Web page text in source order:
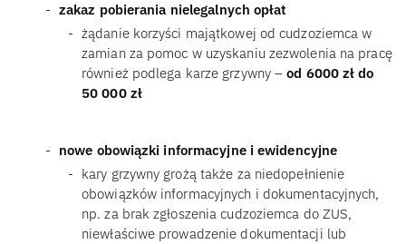
zakaz pobierania nielegalnych opłat
żądanie korzyści majątkowej od cudzoziemca w
zamian za pomoc w uzyskaniu zezwolenia na pracę
również podlega karze grzywny –od 6000 zł do
50 000 zł
nowe obowiązki informacyjne i ewidencyjne
kary grzywny grożą także za niedopełnienie
obowiązków informacyjnych i dokumentacyjnych,
np. za brak zgłoszenia cudzoziemca do ZUS,
niewłaściwe prowadzenie dokumentacji lub